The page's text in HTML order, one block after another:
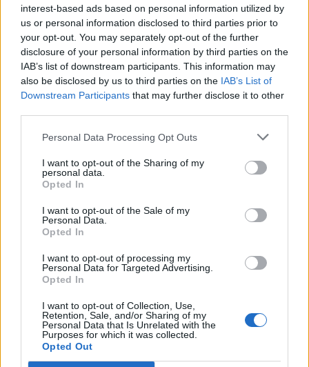
interest-based ads based on personal information utilized by
us or personal information disclosed to third parties prior to
your opt-out. You may separately opt-out of the further
disclosure of your personal information by third parties on the
IAB’s list of downstream participants. This information may
also be disclosed by us to third parties on the IAB’s List of
Downstream Participants that may further disclose it to other
Personal Data Processing Opt Outs
I want to opt-out of the Sharing of my
personal data.
Opted In
I want to opt-out of the Sale of my
Personal Data.
Opted In
I want to opt-out of processing my
Personal Data for Targeted Advertising.
Opted In
I want to opt-out of Collection, Use,
Retention, Sale, and/or Sharing of my
Personal Data that Is Unrelated with the
Purposes for which it was collected.
Opted Out
risultati, stavamo inserendo dei giovani. Un
po' di parole, incomprensioni, in quei
momenti sarebbe stato meglio chiarirle, da
parte mia in primis. Chiarire tutto e ripartire da
zero. Poi si fanno scelte che possono essere
quasi impossibile. Speravo di poter vincere
anche un Mondiale quindi finché si è lì si
continua ad aspettare e il calcio".